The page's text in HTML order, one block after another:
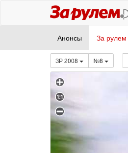
Анонсы За рулем
ЗР 2008 №8